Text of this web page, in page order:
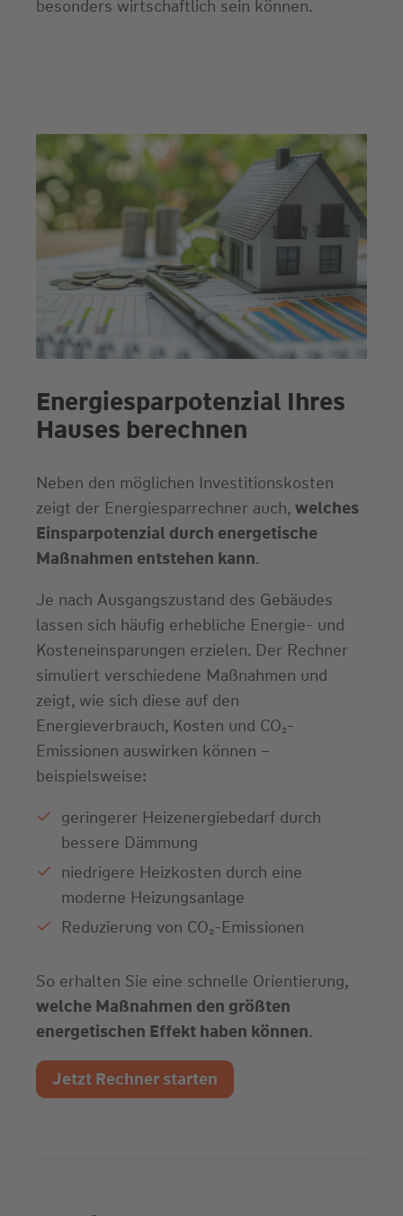
besonders wirtschaftlich sein können.
Energiesparpotenzial Ihres
Hauses berechnen
Neben den möglichen Investitionskosten
zeigt der Energiesparrechner auch, welches
Einsparpotenzial durch energetische
Maßnahmen entstehen kann.
Je nach Ausgangszustand des Gebäudes
lassen sich häufig erhebliche Energie- und
Kosteneinsparungen erzielen. Der Rechner
simuliert verschiedene Maßnahmen und
zeigt, wie sich diese auf den
Energieverbrauch, Kosten und CO₂-
Emissionen auswirken können –
beispielsweise:
geringerer Heizenergiebedarf durch
bessere Dämmung
niedrigere Heizkosten durch eine
moderne Heizungsanlage
Reduzierung von CO₂-Emissionen
So erhalten Sie eine schnelle Orientierung,
welche Maßnahmen den größten
energetischen Effekt haben können.
Jetzt Rechner starten